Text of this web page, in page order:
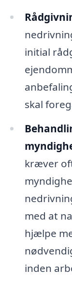
initial
skal
kræver
med at
hjælpe
inden